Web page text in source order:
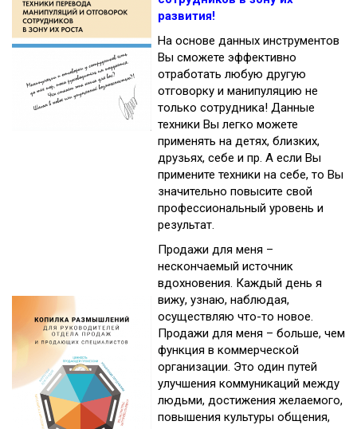
развития!
На основе данных инструментов
Вы сможете эффективно
отработать любую другую
отговорку и манипуляцию не
только сотрудника! Данные
техники Вы легко можете
применять на детях, близких,
друзьях, себе и пр. А если Вы
примените техники на себе, то Вы
значительно повысите свой
профессиональный уровень и
результат.
Продажи для меня –
нескончаемый источник
вдохновения. Каждый день я
вижу, узнаю, наблюдая,
осуществляю что-то новое.
Продажи для меня – больше, чем
функция в коммерческой
организации. Это один путей
улучшения коммуникаций между
людьми, достижения желаемого,
повышения культуры общения,